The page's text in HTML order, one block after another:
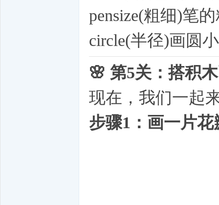
pensize(粗细)笔
circle(半径)画圆
🌸 第5关：搭积
现在，我们一起
步骤1：画一片